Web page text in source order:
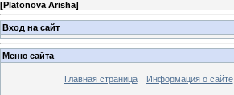
[Platonova Arisha]
Вход на сайт
Меню сайта
Главная страница Информация о сайте